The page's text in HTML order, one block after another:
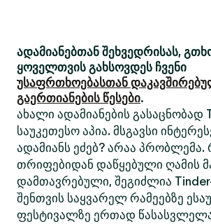
ადამიანებთან შეხვედრისას,
ყოველთვის გახსოვდეს ჩვენი
უსაფრთხოებასთან
გაერთიანების წესები.
ახალი ადამიანების გასაცნობად
საუკეთესო აპია. მსგავსი
ადამიანს ეძებ? არაა
თრიფებიდან დაწყებული ღამის
დამთავრებული, შეგიძლია
შენთვის საყვარელ რამეებზე
ფესტივალზე ერთად